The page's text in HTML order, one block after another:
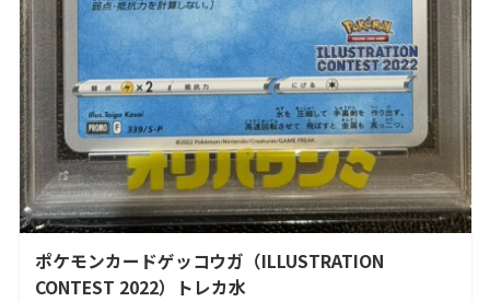
ポケモンカードゲッコウガ（ILLUSTRATION
CONTEST 2022）トレカ水